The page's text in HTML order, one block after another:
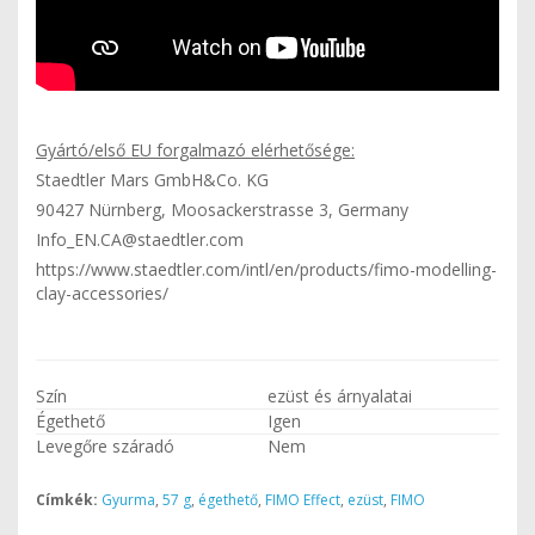
Gyártó/első EU forgalmazó elérhetősége:
Staedtler Mars GmbH&Co. KG
90427 Nürnberg, Moosackerstrasse 3, Germany
Info_EN.CA@staedtler.com
https://www.staedtler.com/intl/en/products/fimo-modelling-
clay-accessories/
Szín
ezüst és árnyalatai
Égethető
Igen
Levegőre száradó
Nem
Címkék: Gyurma, 57 g, égethető, FIMO Effect, ezüst, FIMO